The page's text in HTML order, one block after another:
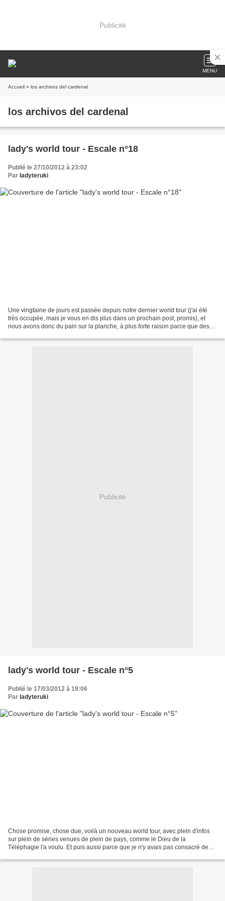
Publicité
MENU
Accueil » los archivos del cardenal
los archivos del cardenal
lady's world tour - Escale n°18
Publié le 27/10/2012 à 23:02
Par ladyteruki
Une vingtaine de jours est passée depuis notre dernier world tour (j'ai été
très occupée, mais je vous en dis plus dans un prochain post, promis), et
nous avons donc du pain sur la planche, à plus forte raison parce que des
Publicité
lady's world tour - Escale n°5
Publié le 17/03/2012 à 19:06
Par ladyteruki
Chose promise, chose due, voilà un nouveau world tour, avec plein d'infos
sur plein de séries venues de plein de pays, comme le Dieu de la
Téléphagie l'a voulu. Et puis aussi parce que je n'y avais pas consacré de